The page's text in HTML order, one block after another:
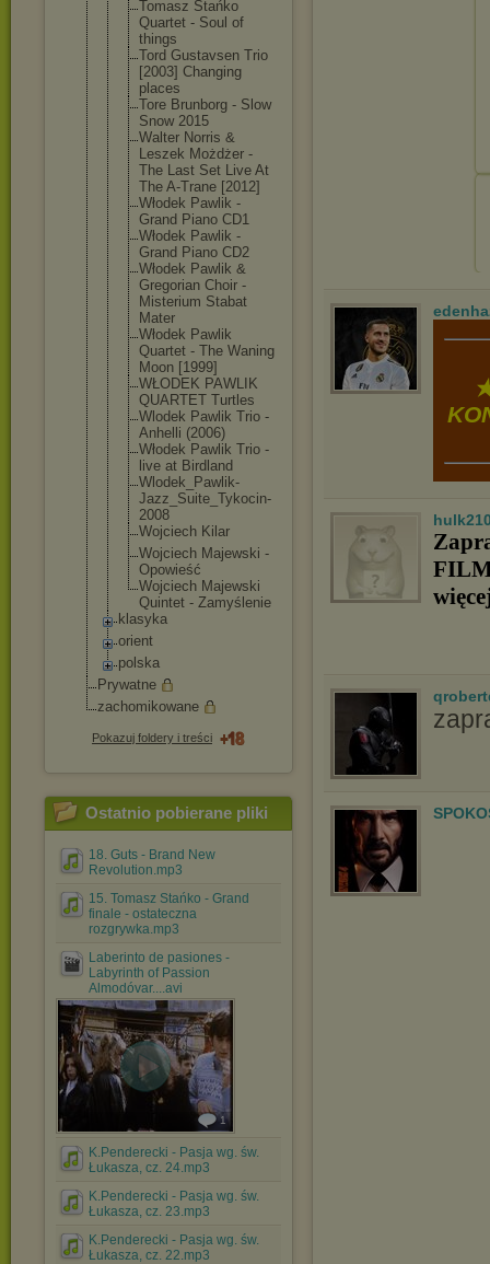
Tomasz Stańko
Quartet - Soul of
things
Tord Gustavsen Trio
[2003] Changing
places
Tore Brunborg - Slow
Snow 2015
Walter Norris &
Leszek Możdżer -
The Last Set Live At
The A-Trane [2012]
Włodek Pawlik -
Grand Piano CD1
Włodek Pawlik -
Grand Piano CD2
Włodek Pawlik &
Gregorian Choir -
Misterium Stabat
Mater
Włodek Pawlik
Quartet - The Waning
Moon [1999]
WŁODEK PAWLIK
QUARTET Turtles
Wlodek Pawlik Trio -
Anhelli (2006)
Włodek Pawlik Trio -
live at Birdland
Wlodek_Pawl ik-
Jazz_Suite_Tykocin-
2008
Wojciech Kilar
Wojciech Majewski -
Opowieść
Wojciech Majewski
Quintet - Zamyślenie
klasyka
orient
polska
Prywatne
zachomikowane
Pokazuj foldery i treści
Ostatnio pobierane pliki
18. Guts - Brand New
Revolution.mp3
15. Tomasz Stańko - Grand
finale - ostateczna
rozgrywka.mp3
Laberinto de pasiones -
Labyrinth of Passion
Almodóvar....avi
1
K.Penderecki - Pasja wg. św.
Łukasza, cz. 24.mp3
K.Penderecki - Pasja wg. św.
Łukasza, cz. 23.mp3
K.Penderecki - Pasja wg. św.
Łukasza, cz. 22.mp3